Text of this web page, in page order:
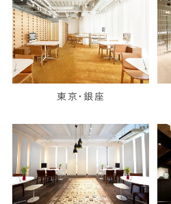
東京・銀座